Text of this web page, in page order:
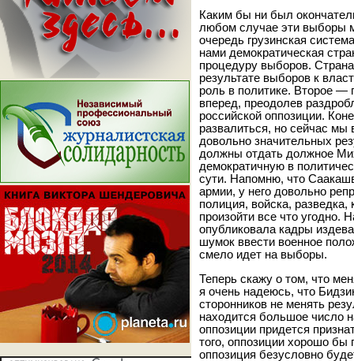
Каким бы ни был
любом случае эти выборы
очередь грузинская
нами демократическая
процедуру выборов.
результате выборов к
роль в политике. Второе —
вперед, преодолев
российской оппозиции.
развалиться, но сейчас
довольно значительных
должны отдать должное
демократичную в
сути. Напомню, что
армии, у него довольно
полиция, войска,
произойти все что угодно.
опубликовала кадры
шумок ввести военное
смело идет на выборы.
Теперь скажу о том, что
я очень надеюсь, что
сторонников не менять
находится большое число
оппозиции придется
того, оппозиции хорошо
оппозиция безусловно